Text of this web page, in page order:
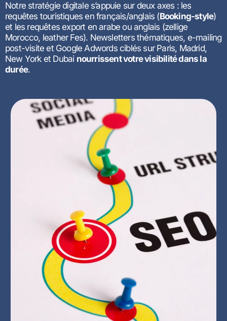
Notre stratégie digitale s’appuie sur deux axes : les
requêtes touristiques en français/anglais (Booking-style)
et les requêtes export en arabe ou anglais (zellige
Morocco, leather Fes). Newsletters thématiques, e-mailing
post-visite et Google Adwords ciblés sur Paris, Madrid,
New York et Dubai nourrissent votre visibilité dans la
durée.